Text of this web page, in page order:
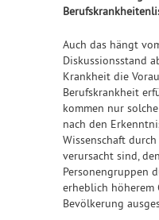
Auch das hängt
Diskussionsstand
Krankheit die
Berufskrankheit
kommen nur
nach den
Wissenschaft
verursacht sind,
Personengruppen
erheblich höherem
Bevölkerung